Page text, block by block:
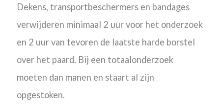
Dekens, transportbeschermers en bandages
verwijderen minimaal 2 uur voor het onderzoek
en 2 uur van tevoren de laatste harde borstel
over het paard. Bij een totaalonderzoek
moeten dan manen en staart al zijn
opgestoken.